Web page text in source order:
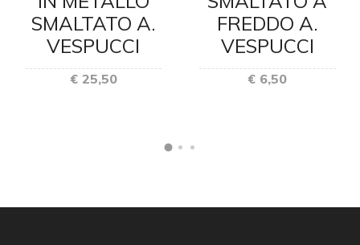
SMALTATO A.
VESPUCCI
€ 25,50
FREDDO A.
VESPUCCI
€ 6,50